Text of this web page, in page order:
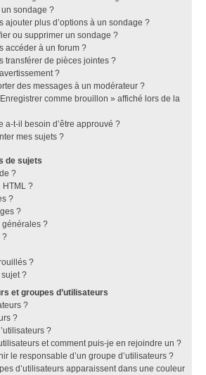
sondage ?
ajouter plus d’options à un sondage ?
ou supprimer un sondage ?
accéder à un forum ?
transférer de pièces jointes ?
?
des messages à un modérateur ?
comme brouillon » affiché lors de la
a-t-il besoin d’être approuvé ?
mes sujets ?
de sujets
?
HTML ?
?
?
générales ?
?
?
?
et groupes d’utilisateurs
?
?
?
et comment puis-je en rejoindre un ?
le responsable d’un groupe d’utilisateurs ?
d’utilisateurs apparaissent dans une couleur